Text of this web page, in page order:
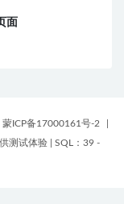
面
蒙ICP备17000161号-2
测试体验
SQL：39 -